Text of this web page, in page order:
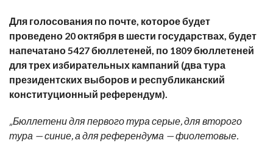
Для голосования по почте, которое будет
проведено 20 октября в шести государствах, будет
напечатано 5427 бюллетеней, по 1809 бюллетеней
для трех избирательных кампаний (два тура
президентских выборов и республиканский
конституционный референдум).
„Бюллетени для первого тура серые, для второго
тура — синие, а для референдума — фиолетовые.